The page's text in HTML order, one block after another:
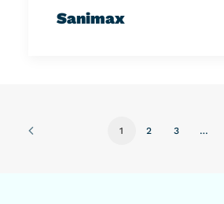
Sanimax
1 2 3 …